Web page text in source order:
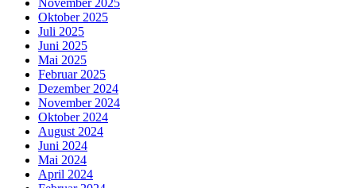
November 2025
Oktober 2025
Juli 2025
Juni 2025
Mai 2025
Februar 2025
Dezember 2024
November 2024
Oktober 2024
August 2024
Juni 2024
Mai 2024
April 2024